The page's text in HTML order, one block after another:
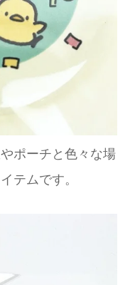
ポーチと色々な場
テムです。